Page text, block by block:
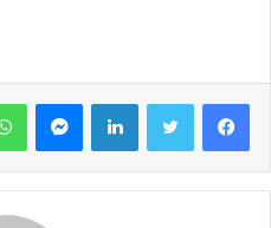
فيسبوك لينكدإن